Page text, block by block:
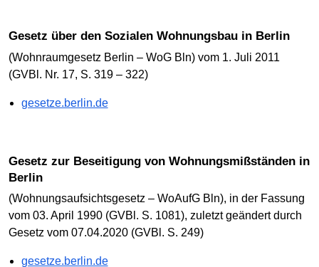
Gesetz über den Sozialen Wohnungsbau in Berlin
(Wohnraumgesetz Berlin – WoG Bln) vom 1. Juli 2011
(GVBl. Nr. 17, S. 319 – 322)
gesetze.berlin.de
Gesetz zur Beseitigung von Wohnungsmißständen in
Berlin
(Wohnungsaufsichtsgesetz – WoAufG Bln), in der Fassung
vom 03. April 1990 (GVBl. S. 1081), zuletzt geändert durch
Gesetz vom 07.04.2020 (GVBl. S. 249)
gesetze.berlin.de